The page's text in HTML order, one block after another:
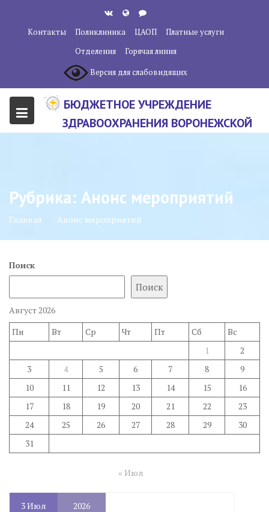
содержанию
Контакты Поликлиника ЦАОП
Платные услуги
Отделения
Горячая линия
Версия для слабовидящих
БЮДЖЕТНОЕ УЧРЕЖДЕНИЕ
ЗДРАВООХРАНЕНИЯ ВОРОНЕЖСКОЙ
ЦЕНТР"
Рубрика: Анонс мероприятий
Главная Анонс мероприятий
Поиск
Поиск
Август 2026
Пн
Вт Ср Чт Пт Сб
Вс
1
2
3
4 5 6 7 8
9
10
11 12 13 14 15
16
17
18 19 20 21 22
23
24
25 26 27 28 29
30
31
« Июл
3Июл 2026